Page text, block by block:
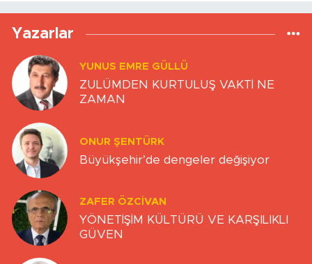
Yazarlar
YUNUS EMRE GÜLLÜ
ZULÜMDEN KURTULUŞ VAKTİ NE
ZAMAN
ONUR ŞENTÜRK
Büyükşehir’de dengeler değişiyor
ZAFER ÖZCIVAN
YÖNETİŞİM KÜLTÜRÜ VE KARŞILIKLI
GÜVEN